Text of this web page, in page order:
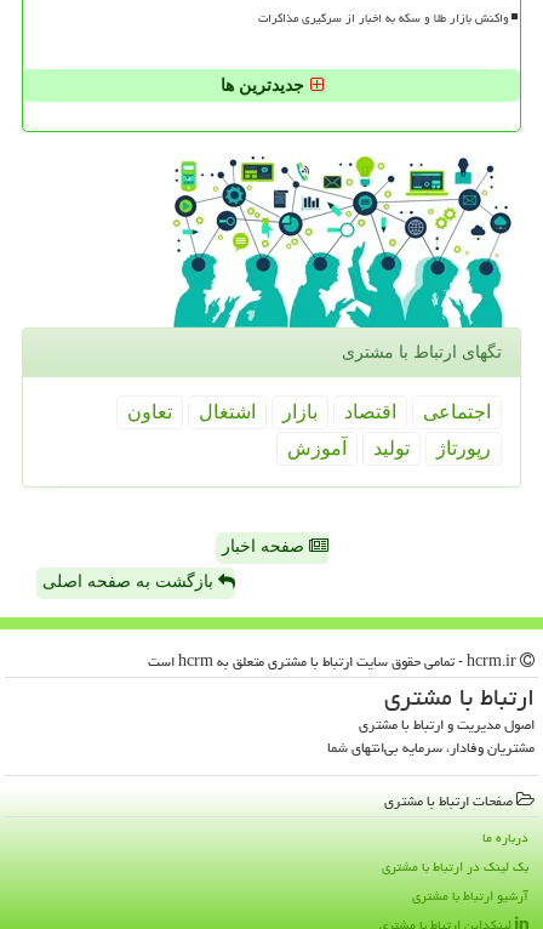
واکنش بازار طلا و سکه به اخبار از سرگیری مذاکرات
جدیدترین ها
تگهای ارتباط با مشتری
اجتماعی اقتصاد بازار اشتغال
تعاون
رپورتاژ
تولید آموزش
صفحه اخبار
بازگشت به صفحه اصلی
ارتباط با مشتری
اصول مدیریت و ارتباط با مشتری
مشتریان وفادار، سرمایه بی‌انتهای شما
صفحات ارتباط با مشتری
درباره ما
بک لینک در ارتباط با مشتری
آرشیو ارتباط با مشتری